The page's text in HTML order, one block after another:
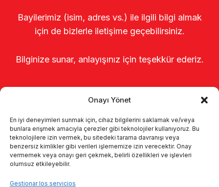
Onayı Yönet
En iyi deneyimleri sunmak için, cihaz bilgilerini saklamak ve/veya
bunlara erişmek amacıyla çerezler gibi teknolojiler kullanıyoruz. Bu
teknolojilere izin vermek, bu sitedeki tarama davranışı veya
benzersiz kimlikler gibi verileri işlememize izin verecektir. Onay
vermemek veya onayı geri çekmek, belirli özellikleri ve işlevleri
olumsuz etkileyebilir.
Gestionar los servicios
Bayilerimiz (isim, adres vs.) ile ilgili bilgi almak
için de bizlerle iletişime geçebilirsiniz.
Bilginize sunar, anlayışınız için teşekkür ederiz.
Página de inicio
Sobre nosotros